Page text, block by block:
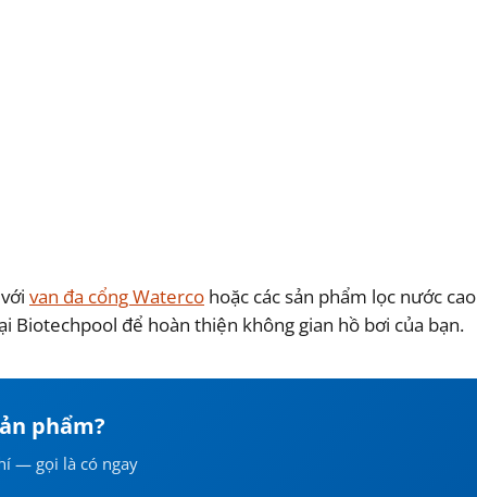
van đa cổng Waterco hoặc các sản phẩm lọc nước cao
Biotechpool để hoàn thiện không gian hồ bơi của bạn.
phẩm?
— gọi là có ngay